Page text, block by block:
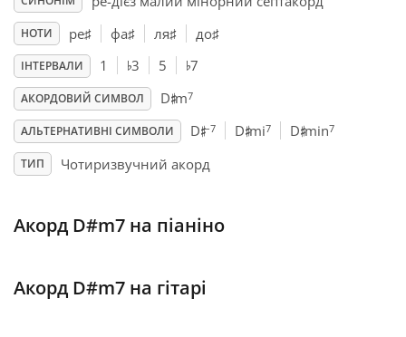
English
Español
НОТИ ре♯ фа♯ ля♯ до♯
ІНТЕРВАЛИ 1 ♭3 5 ♭7
АКОРДОВИЙ СИМВОЛ D♯m7
АЛЬТЕРНАТИВНІ СИМВОЛИ D♯–7 D♯mi7 D♯min7
ТИП Чотиризвучний акорд
Акорд D#m7 на піаніно
Акорд D#m7 на гітарі